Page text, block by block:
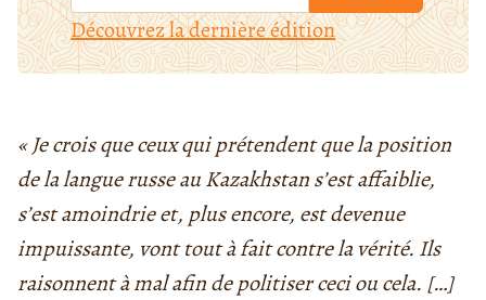
Découvrez la dernière édition
« Je crois que ceux qui prétendent que la position
de la langue russe au Kazakhstan s’est affaiblie,
s’est amoindrie et, plus encore, est devenue
impuissante, vont tout à fait contre la vérité. Ils
raisonnent à mal afin de politiser ceci ou cela. […]